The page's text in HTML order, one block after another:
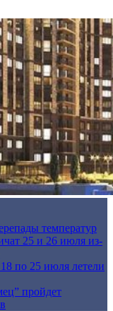
температур
25 и 26 июля из-
по 25 июля летели
пройдет